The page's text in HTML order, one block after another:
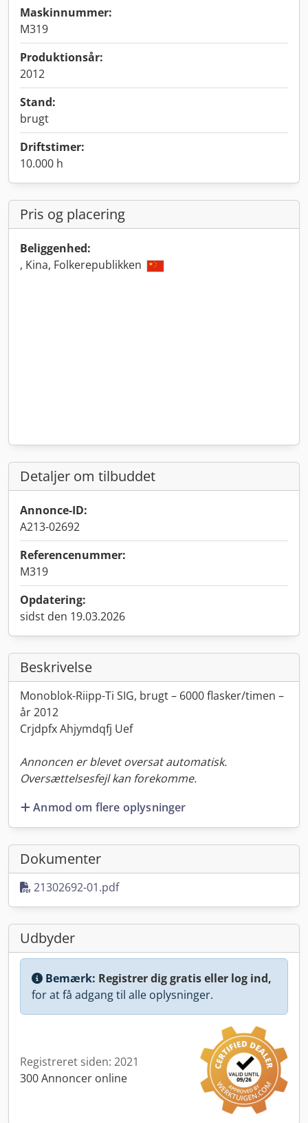
Maskinnummer:
M319
Produktionsår:
2012
Stand:
brugt
Driftstimer:
10.000 h
Pris og placering
Beliggenhed:
, Kina, Folkerepublikken
Detaljer om tilbuddet
Annonce-ID:
A213-02692
Referencenummer:
M319
Opdatering:
sidst den 19.03.2026
Beskrivelse
Monoblok-Riipp-Ti SIG, brugt – 6000 flasker/timen –
år 2012
Crjdpfx Ahjymdqfj Uef
Annoncen er blevet oversat automatisk.
Oversættelsesfejl kan forekomme.
Anmod om flere oplysninger
Dokumenter
21302692-01.pdf
Udbyder
Bemærk: Registrer dig gratis eller log ind,
for at få adgang til alle oplysninger.
Registreret siden: 2021
300 Annoncer online